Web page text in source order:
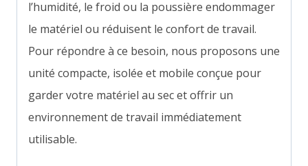
l’humidité, le froid ou la poussière endommager
le matériel ou réduisent le confort de travail.
Pour répondre à ce besoin, nous proposons une
unité compacte, isolée et mobile conçue pour
garder votre matériel au sec et offrir un
environnement de travail immédiatement
utilisable.